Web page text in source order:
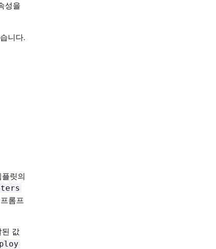
성을
니다.
릿의
롬프
값